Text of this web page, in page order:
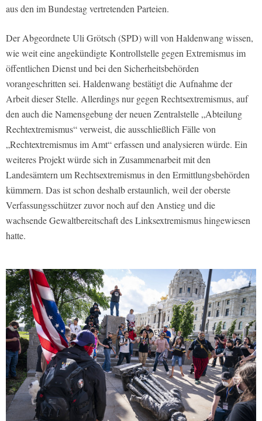
aus den im Bundestag vertretenden Parteien.
Der Abgeordnete Uli Grötsch (SPD) will von Haldenwang wissen,
wie weit eine angekündigte Kontrollstelle gegen Extremismus im
öffentlichen Dienst und bei den Sicherheitsbehörden
vorangeschritten sei. Haldenwang bestätigt die Aufnahme der
Arbeit dieser Stelle. Allerdings nur gegen Rechtsextremismus, auf
den auch die Namensgebung der neuen Zentralstelle „Abteilung
Rechtextremismus“ verweist, die ausschließlich Fälle von
„Rechtextremismus im Amt“ erfassen und analysieren würde. Ein
weiteres Projekt würde sich in Zusammenarbeit mit den
Landesämtern um Rechtsextremismus in den Ermittlungsbehörden
kümmern. Das ist schon deshalb erstaunlich, weil der oberste
Verfassungsschützer zuvor noch auf den Anstieg und die
wachsende Gewaltbereitschaft des Linksextremismus hingewiesen
hatte.